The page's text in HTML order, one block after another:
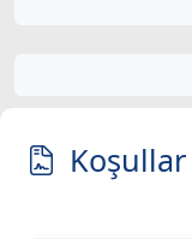
Koşullar